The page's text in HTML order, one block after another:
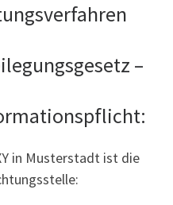
–
in Musterstadt ist die